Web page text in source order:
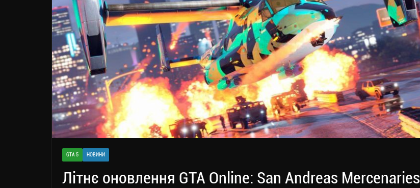
GTA 5 НОВИНИ
Літнє оновлення GTA Online: San Andreas Mercenaries